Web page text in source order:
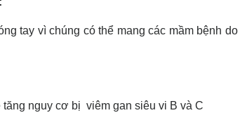
tay vì chúng có thể mang các mầm bệnh do
nguy cơ bị viêm gan siêu vi B và C